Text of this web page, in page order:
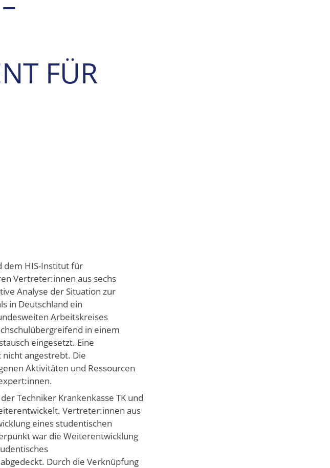
FÜR
dem HIS-Institut für
Vertreter:innen aus sechs
Analyse der Situation zur
in Deutschland ein
Arbeitskreises
in einem
eingesetzt. Eine
angestrebt. Die
Aktivitäten und Ressourcen
Techniker Krankenkasse TK und
Vertreter:innen aus
eines studentischen
war die Weiterentwicklung
Durch die Verknüpfung